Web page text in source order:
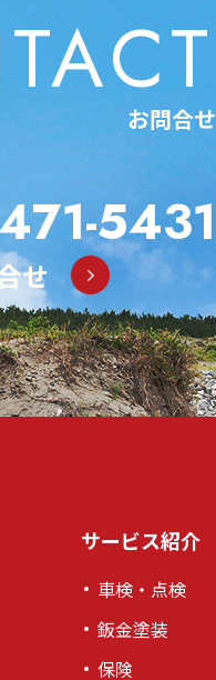
お問合せ
5431
せ
サービス紹介
車検・点検
鈑金塗装
保険